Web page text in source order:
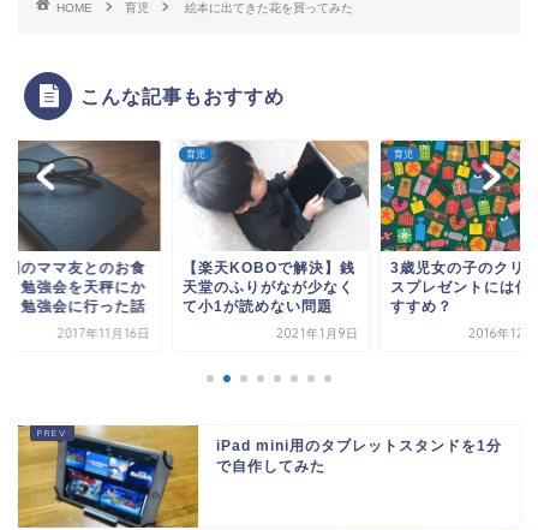
HOME 育児 絵本に出てきた花を買ってみた
こんな記事もおすすめ
とのお食
天秤にか
行った話
年11月16日
【楽天KOBOで解決】銭
天堂のふりがなが少なく
て小1が読めない問題
2021年1月9日
育児
3歳児女の子のクリスマ
スプレゼントには何がお
すすめ？
2016年12月24日
iPad mini用のタブレットスタンドを1分
で自作してみた